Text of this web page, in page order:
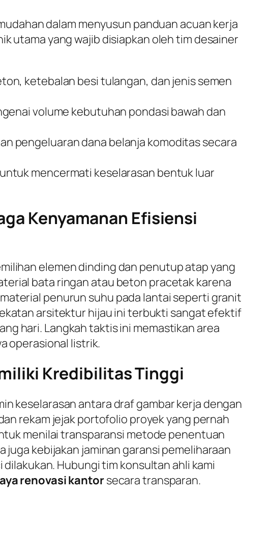
dalam menyusun panduan acuan kerja
utama yang wajib disiapkan oleh tim desainer
ketebalan besi tulangan, dan jenis semen
volume kebutuhan pondasi bawah dan
pengeluaran dana belanja komoditas secara
mencermati keselarasan bentuk luar
Kenyamanan Efisiensi
elemen dinding dan penutup atap yang
bata ringan atau beton pracetak karena
penurun suhu pada lantai seperti granit
arsitektur hijau ini terbukti sangat efektif
hari. Langkah taktis ini memastikan area
operasional listrik.
Kredibilitas Tinggi
keselarasan antara draf gambar kerja dengan
rekam jejak portofolio proyek yang pernah
menilai transparansi metode penentuan
kebijakan jaminan garansi pemeliharaan
Hubungi tim konsultan ahli kami
renovasi kantorsecara transparan.